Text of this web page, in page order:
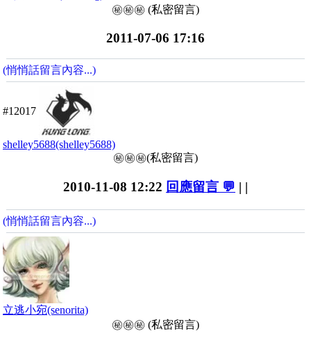
㊙️㊙️㊙️ (私密留言)
2011-07-06 17:16
(悄悄話留言內容...)
#12017
shelley5688(shelley5688)
㊙️㊙️㊙️(私密留言)
2010-11-08 12:22 回應留言 💬 | |
(悄悄話留言內容...)
立逃小宛(senorita)
㊙️㊙️㊙️ (私密留言)